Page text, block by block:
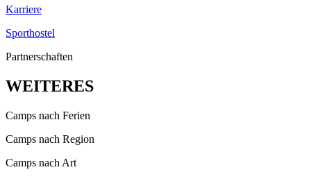
Karriere
Sporthostel
Partnerschaften
WEITERES
Camps nach Ferien
Camps nach Region
Camps nach Art